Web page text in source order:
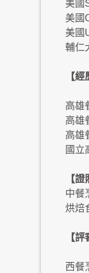
美國
美國
美國
輔仁
【經
高雄
高雄
高雄
國立
【證
中餐
烘焙
【評
西餐